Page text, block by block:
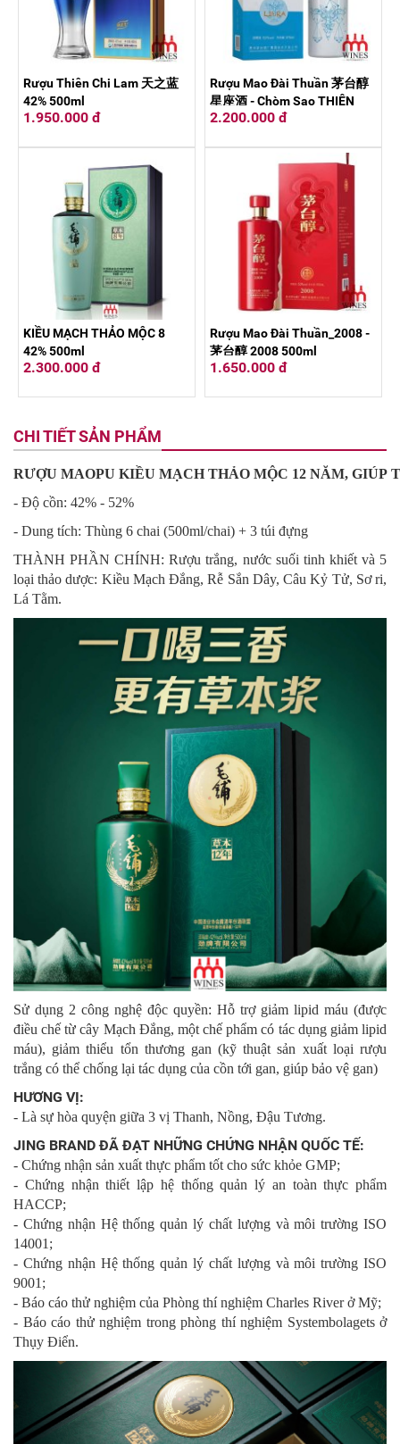
Rượu Thiên Chi Lam 天之蓝
42% 500ml
1.950.000 đ
Rượu Mao Đài Thuần 茅台醇
星座酒 - Chòm Sao THIÊN
BÌNH 375ml
2.200.000 đ
KIỀU MẠCH THẢO MỘC 8
42% 500ml
2.300.000 đ
Rượu Mao Đài Thuần_2008 -
茅台醇 2008 500ml
1.650.000 đ
CHI TIẾT SẢN PHẨM
RƯỢU MAOPU KIỀU MẠCH THẢO MỘC 12 NĂM, GIÚP
- Độ cồn: 42% - 52%
- Dung tích: Thùng 6 chai (500ml/chai) + 3 túi đựng
THÀNH PHẦN CHÍNH: Rượu trắng, nước suối tinh khiết và 5
loại thảo dược: Kiều Mạch Đắng, Rễ Sắn Dây, Câu Kỷ Tử, Sơ ri,
Lá Tằm.
Sử dụng 2 công nghệ độc quyền: Hỗ trợ giảm lipid máu (được
điều chế từ cây Mạch Đắng, một chế phẩm có tác dụng giảm lipid
máu), giảm thiểu tổn thương gan (kỹ thuật sản xuất loại rượu
trắng có thể chống lại tác dụng của cồn tới gan, giúp bảo vệ gan)
HƯƠNG VỊ:
- Là sự hòa quyện giữa 3 vị Thanh, Nồng, Đậu Tương.
JING BRAND ĐÃ ĐẠT NHỮNG CHỨNG NHẬN QUỐC TẾ:
- Chứng nhận sản xuất thực phẩm tốt cho sức khỏe GMP;
- Chứng nhận thiết lập hệ thống quản lý an toàn thực phẩm
HACCP;
- Chứng nhận Hệ thống quản lý chất lượng và môi trường ISO
14001;
- Chứng nhận Hệ thống quản lý chất lượng và môi trường ISO
9001;
- Báo cáo thử nghiệm của Phòng thí nghiệm Charles River ở Mỹ;
- Báo cáo thử nghiệm trong phòng thí nghiệm Systembolagets ở
Thụy Điển.